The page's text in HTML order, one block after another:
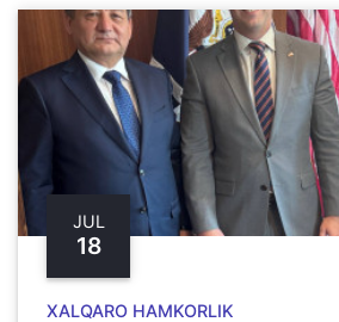
JUL
18
XALQARO HAMKORLIK